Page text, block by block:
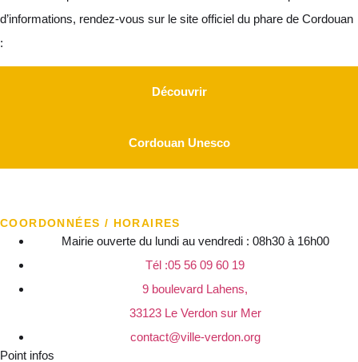
d’informations, rendez-vous sur le site officiel du phare de Cordouan
:
Découvrir
Cordouan Unesco
COORDONNÉES / HORAIRES
Mairie ouverte du lundi au vendredi : 08h30 à 16h00
Tél :05 56 09 60 19
9 boulevard Lahens,
33123 Le Verdon sur Mer
contact@ville-verdon.org
Point infos